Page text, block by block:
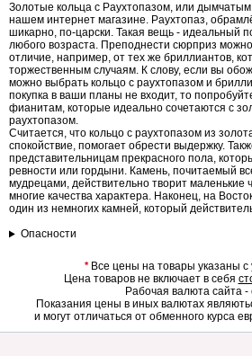
Золотые кольца с Раухтопазом, или
нашем интернет магазине. Раухтопаз,
шикарно, по-царски. Такая вещь - идеальный
любого возраста. Преподнести сюрприз
отличие, например, от тех же бриллиантов,
торжественным случаям. К слову, если вы
можно выбрать кольцо с раухтопазом и
покупка в ваши планы не входит, то
фианитам, которые идеально сочетаются с
раухтопазом.
Считается, что кольцо с раухтопазом из
спокойствие, помогает обрести выдержку.
представительницам прекрасного пола,
ревности или гордыни. Камень, почитаемый
мудрецами, действительно творит маленькие
многие качества характера. Наконец, на
один из немногих камней, который
Опасности
*Все цены на товары указаны с
Цена товаров не включает в себя
Рабочая валюта сайта -
Показания цены в иных валютах
и могут отличаться от обменного курса